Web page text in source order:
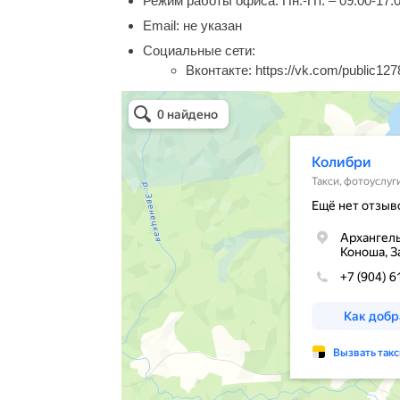
Email: не указан
Социальные сети:
Вконтакте: https://vk.com/